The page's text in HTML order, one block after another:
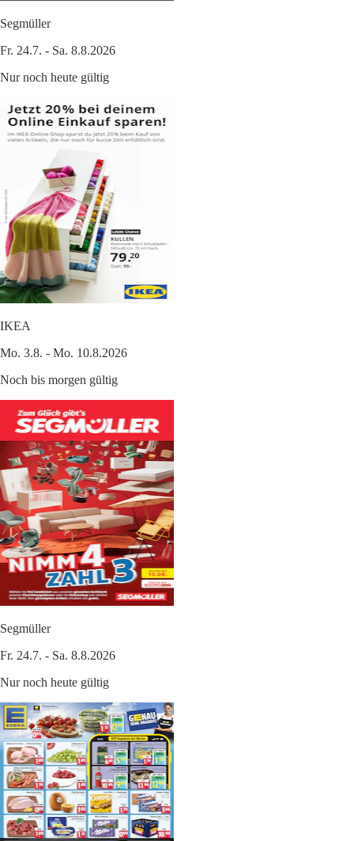
Segmüller
Fr. 24.7. - Sa. 8.8.2026
Nur noch heute gültig
IKEA
Mo. 3.8. - Mo. 10.8.2026
Noch bis morgen gültig
Segmüller
Fr. 24.7. - Sa. 8.8.2026
Nur noch heute gültig